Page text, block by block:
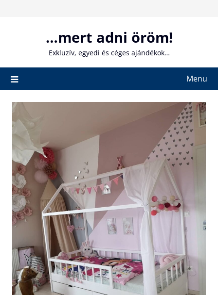
…mert adni öröm!
Exkluzív, egyedi és céges ajándékok…
Menu